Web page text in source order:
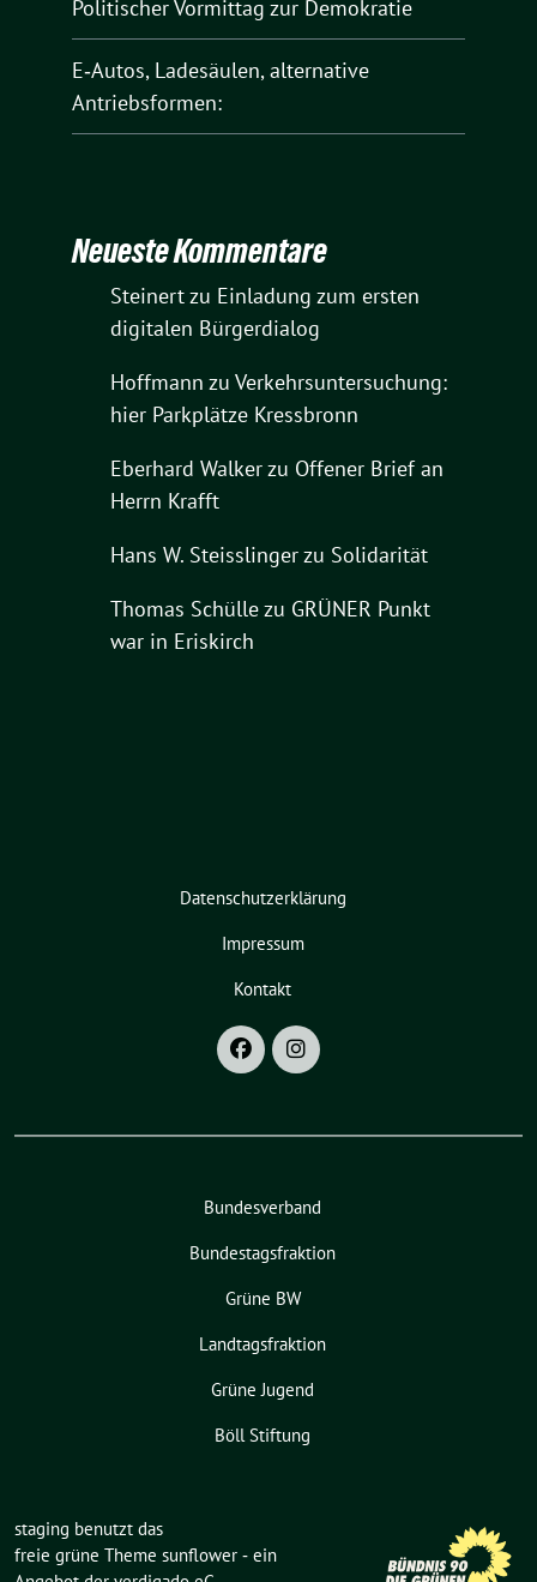
Politischer Vormittag zur Demokratie
E‑Autos, Ladesäulen, alternative
Antriebsformen:
Neueste Kommentare
Steinertzu Einladung zum ersten
digitalen Bürgerdialog
Hoffmann zu Verkehrsuntersuchung:
hier Parkplätze Kressbronn
Eberhard Walkerzu Offener Brief an
Herrn Krafft
Hans W. Steisslingerzu Solidarität
Thomas Schüllezu GRÜNER Punkt
war in Eriskirch
Datenschutzerklärung
Impressum
Kontakt
Bundesverband
Bundestagsfraktion
Grüne BW
Landtagsfraktion
Grüne Jugend
Böll Stiftung
staging benutzt das
freie grüne Theme sunflower ‐ ein